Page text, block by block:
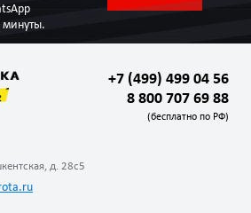
минуты.
д. 28с5
+7 (499) 499 04 56
8 800 707 69 88
(бесплатно по РФ)